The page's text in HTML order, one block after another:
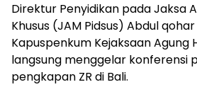
Direktur Penyidikan pada Jaksa
Khusus (JAM Pidsus) Abdul
Kapuspenkum Kejaksaan Agung
langsung menggelar konferensi
pengkapan ZR di Bali.